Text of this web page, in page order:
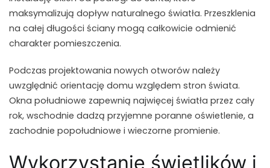
maksymalizują dopływ naturalnego światła. Przeszklenia
na całej długości ściany mogą całkowicie odmienić
charakter pomieszczenia.
Podczas projektowania nowych otworów należy
uwzględnić orientację domu względem stron świata.
Okna południowe zapewnią najwięcej światła przez cały
rok, wschodnie dadzą przyjemne poranne oświetlenie, a
zachodnie popołudniowe i wieczorne promienie.
Wykorzystanie świetlików i